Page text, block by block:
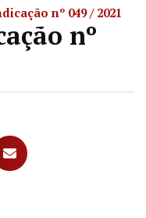
nº 049 / 2021
nº